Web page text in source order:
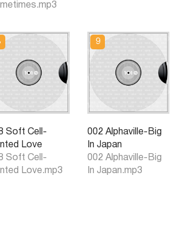
Soft Cell-
Love
Soft Cell-
Love.mp3
002 Alphaville-Big
In Japan
002 Alphaville-Big
In Japan.mp3